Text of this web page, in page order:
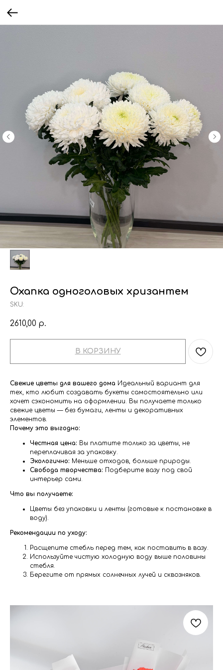
Охапка одноголовых хризантем
SKU:
2610,00 р.
В КОРЗИНУ
Свежие цветы для вашего дома Идеальный вариант для
тех, кто любит создавать букеты самостоятельно или
хочет сэкономить на оформлении. Вы получаете только
свежие цветы — без бумаги, ленты и декоративных
элементов.
Почему это выгодно:
Честная цена: Вы платите только за цветы, не
переплачивая за упаковку.
Экологично: Меньше отходов, больше природы.
Свобода творчества: Подберите вазу под свой
интерьер сами.
Что вы получаете:
Цветы без упаковки и ленты (готовые к постановке в
воду).
Рекомендации по уходу:
Расщепите стебль перед тем, как поставить в вазу.
Используйте чистую холодную воду выше половины
стебля.
Берегите от прямых солнечных лучей и сквозняков.